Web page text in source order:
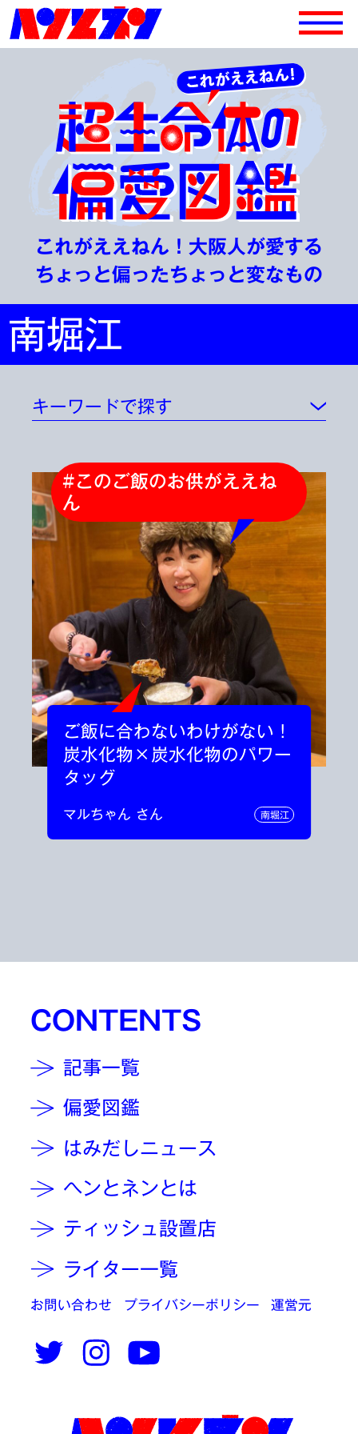
これがええねん！大阪人が愛する
ちょっと偏ったちょっと変なもの
南堀江
キーワードで探す
#このご飯のお供がええね
ん
ご飯に合わないわけがない！
炭水化物×炭水化物のパワー
タッグ
マルちゃん さん 南堀江
CONTENTS
記事一覧
偏愛図鑑
はみだしニュース
ヘンとネンとは
ティッシュ設置店
ライター一覧
お問い合わせ プライバシーポリシー 運営元